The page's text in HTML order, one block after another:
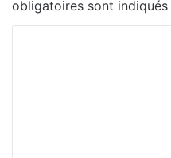
obligatoires sont indiqués